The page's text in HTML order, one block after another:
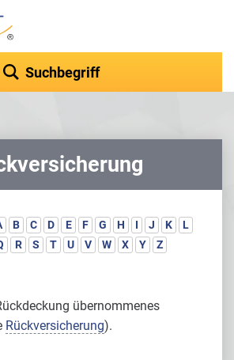
B C D E F G H I J K
L
R S T U V W X Y Z
übernommenes
Rückversicherung).